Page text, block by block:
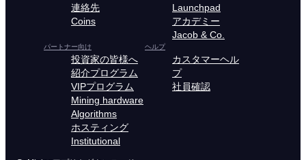
連絡先
Coins
Launchpad
アカデミー
Jacob & Co.
パートナー向け
投資家の皆様へ
紹介プログラム
VIPプログラム
Mining hardware
Algorithms
ホスティング
Institutional
ヘルプ
カスタマーヘル
プ
社員確認